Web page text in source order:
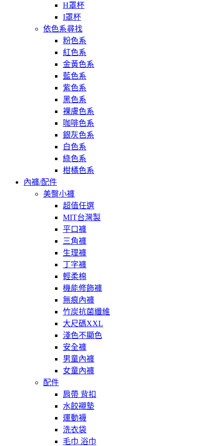
H罩杯
I罩杯
依色系尋找
粉色系
紅色系
金黃色系
藍色系
紫色系
黑色系
裸膚色系
咖啡色系
銀灰色系
白色系
綠色系
柑橘色系
內褲/配件
美臀小褲
超值任選
MIT台灣製
平口褲
三角褲
生理褲
丁字褲
輕柔棉
機能修飾褲
無痕內褲
竹炭抗菌纖維
大尺碼XXL
淺色不顯色
安全褲
男童內褲
女童內褲
配件
肩帶 背扣
水餃襯墊
運動襪
洗衣袋
毛巾 浴巾